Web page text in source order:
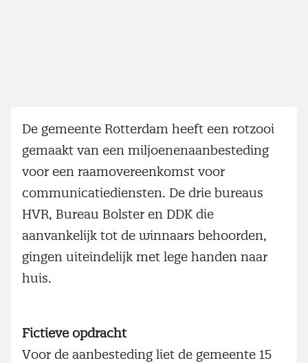
De gemeente Rotterdam heeft een rotzooi
gemaakt van een miljoenenaanbesteding
voor een raamovereenkomst voor
communicatiediensten. De drie bureaus
HVR, Bureau Bolster en DDK die
aanvankelijk tot de winnaars behoorden,
gingen uiteindelijk met lege handen naar
huis.
Fictieve opdracht
Voor de aanbesteding liet de gemeente 15